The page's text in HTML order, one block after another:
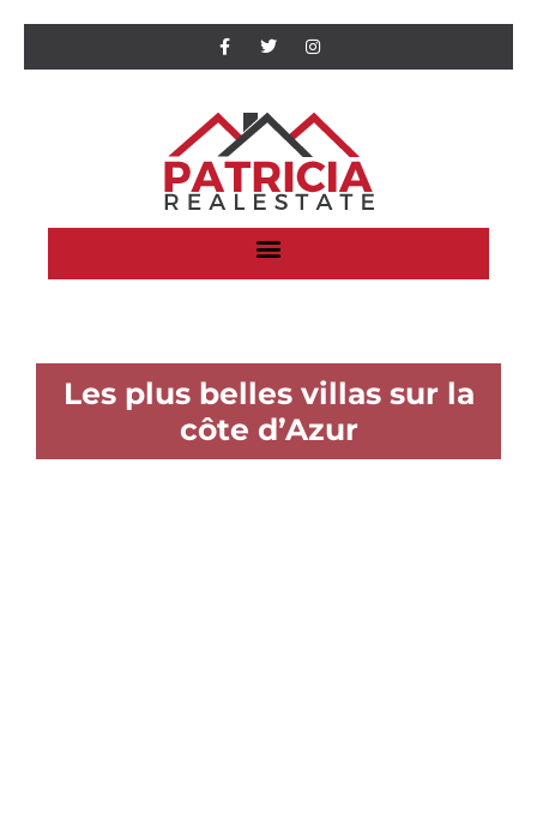
Les plus belles villas sur la
côte d’Azur